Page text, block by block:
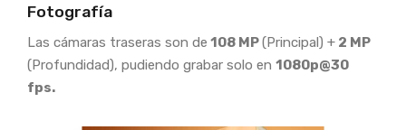
Fotografía
Las cámaras traseras son de 108 MP(Principal) + 2 MP
(Profundidad), pudiendo grabar solo en 1080p@30
fps.